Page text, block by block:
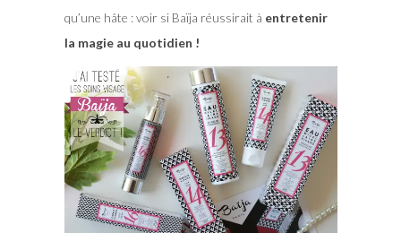
qu’une hâte : voir si Baïja réussirait à entretenir
la magie au quotidien !